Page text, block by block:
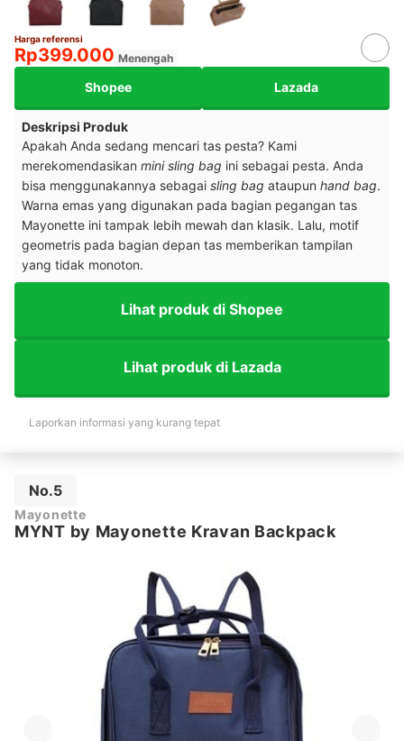
Harga referensi
Rp399.000 Menengah
Shopee Lazada
Deskripsi Produk
Apakah Anda sedang mencari tas pesta? Kami
merekomendasikan mini sling bag ini sebagai pesta. Anda
bisa menggunakannya sebagai sling bag ataupun hand bag.
Warna emas yang digunakan pada bagian pegangan tas
Mayonette ini tampak lebih mewah dan klasik. Lalu, motif
geometris pada bagian depan tas memberikan tampilan
yang tidak monoton.
Lihat produk di Shopee
Lihat produk di Lazada
Laporkan informasi yang kurang tepat
No.5
Mayonette
MYNT by Mayonette Kravan Backpack